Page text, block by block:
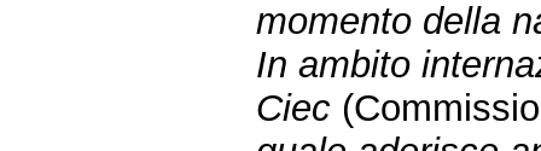
momento della
In ambito
Ciec